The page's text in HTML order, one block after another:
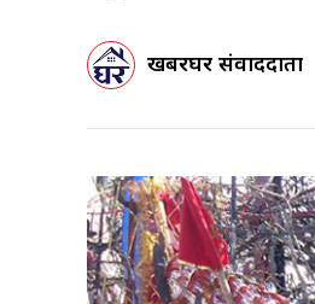
खबरघर संवाददाता